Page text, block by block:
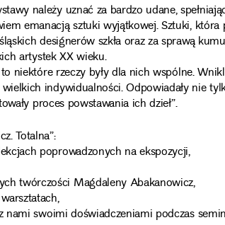
należy uznać za bardzo udane,
emanacją sztuki wyjątkowej. Sztuki, która
designerów szkła oraz za sprawą
artystek XX wieku.
niektóre rzeczy były dla nich wspólne.
indywidualności. Odpowiadały nie
proces powstawania ich dzieł”.
Totalna”:
poprowadzonych na ekspozycji,
twórczości Magdaleny Abakanowicz,
swoimi doświadczeniami podczas